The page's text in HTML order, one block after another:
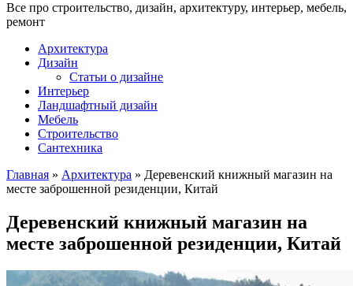
Все про строительство, дизайн, архитектуру, интерьер, мебель,
ремонт
Архитектура
Дизайн
Статьи о дизайне
Интерьер
Ландшафтный дизайн
Мебель
Строительство
Сантехника
Главная » Архитектура » Деревенский книжный магазин на
месте заброшенной резиденции, Китай
Деревенский книжный магазин на
месте заброшенной резиденции, Китай